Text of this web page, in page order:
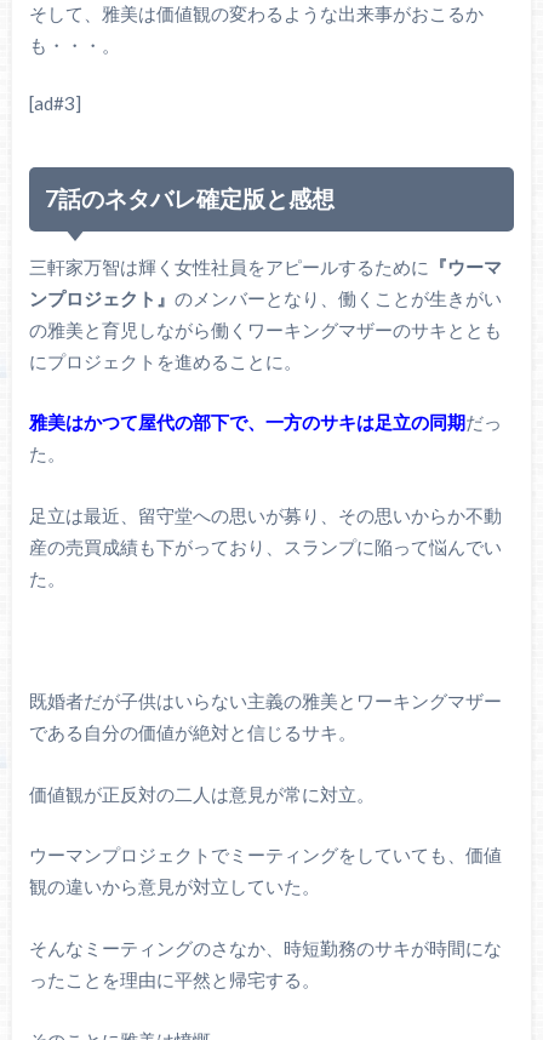
そして、雅美は価値観の変わるような出来事がおこるか
も・・・。
[ad#3]
7話のネタバレ確定版と感想
三軒家万智は輝く女性社員をアピールするために 『ウーマ
ンプロジェクト』 のメンバーとなり、働くことが生きがい
の雅美と育児しながら働くワーキングマザーのサキととも
にプロジェクトを進めることに。
雅美はかつて屋代の部下で、一方のサキは足立の同期だっ
た。
足立は最近、留守堂への思いが募り、その思いからか不動
産の売買成績も下がっており、スランプに陥って悩んでい
た。
既婚者だが子供はいらない主義の雅美とワーキングマザー
である自分の価値が絶対と信じるサキ。
価値観が正反対の二人は意見が常に対立。
ウーマンプロジェクトでミーティングをしていても、価値
観の違いから意見が対立していた。
そんなミーティングのさなか、時短勤務のサキが時間にな
ったことを理由に平然と帰宅する。